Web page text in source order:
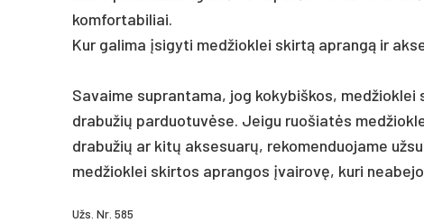
komfortabiliai.
Kur galima įsigyti medžioklei skirtą aprangą ir
Savaime suprantama, jog kokybiškos,
drabužių parduotuvėse. Jeigu ruošiatės
drabužių ar kitų aksesuarų, rekomenduojame
medžioklei skirtos aprangos įvairovę, kuri
Užs. Nr. 585